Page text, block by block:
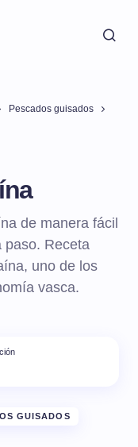
Pescados guisados
de manera fácil
paso. Receta
uno de los
vasca.
GUISADOS